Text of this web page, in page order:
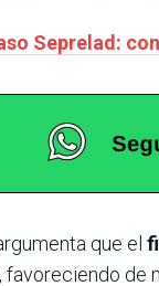
Seprelad:
que el
de